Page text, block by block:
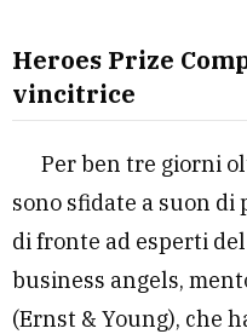
Heroes Prize
vincitrice
Per ben tre giorni
sono sfidate a suon di
di fronte ad esperti
business angels,
(Ernst & Young), che